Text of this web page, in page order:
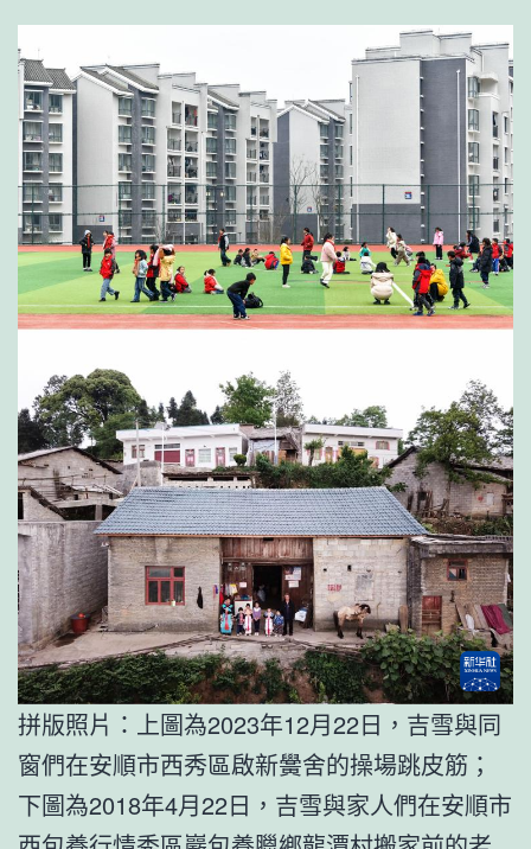
拼版照片：上圖為2023年12月22日，吉雪與同
窗們在安順市西秀區啟新黌舍的操場跳皮筋；
下圖為2018年4月22日，吉雪與家人們在安順市